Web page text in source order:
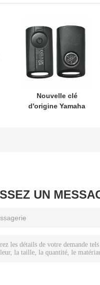
Nouvelle clé
d'origine Yamaha
UN